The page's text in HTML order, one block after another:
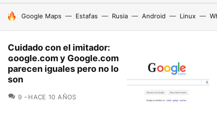
HOY SE HABLA DE
Google Maps Estafas Rusia Android Linux
Cuidado con el imitador:
ɢoogle.com y Google.com
parecen iguales pero no lo
son
9 COMENTARIOS
HACE 10 AÑOS